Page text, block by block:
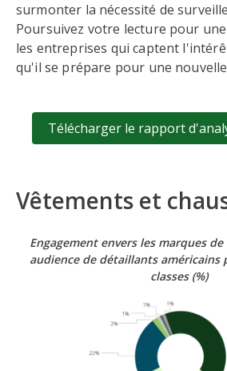
surmonter la nécessité de
Poursuivez votre lecture pour
les entreprises qui captent
qu'il se prépare pour une
Télécharger le rapport
Vêtements et
Engagement envers les marques
audience de détaillants américains
classes (%)